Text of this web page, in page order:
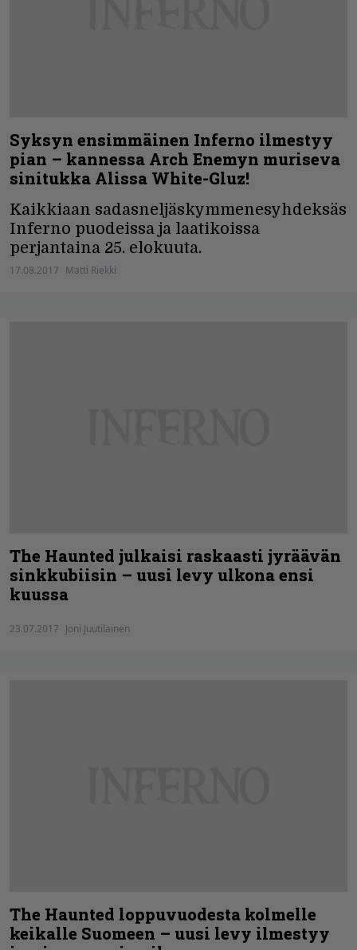
Syksyn ensimmäinen Inferno ilmestyy
pian – kannessa Arch Enemyn muriseva
sinitukka Alissa White-Gluz!
Kaikkiaan sadasneljäskymmenesyhdeksäs
Inferno puodeissa ja laatikoissa
perjantaina 25. elokuuta.
17.08.2017 Matti Riekki
The Haunted julkaisi raskaasti jyräävän
sinkkubiisin – uusi levy ulkona ensi
kuussa
23.07.2017 Joni Juutilainen
The Haunted loppuvuodesta kolmelle
keikalle Suomeen – uusi levy ilmestyy